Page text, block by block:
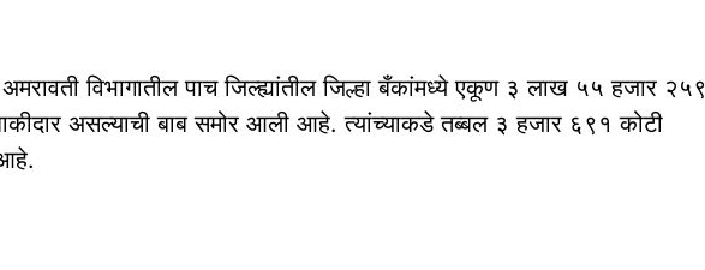
अमरावती विभागातील पाच जिल्ह्यांतील जिल्हा बँकांमध्ये एकूण ३ लाख ५५ हजार २५९
असल्याची बाब समोर आली आहे. त्यांच्याकडे तब्बल ३ हजार ६९१ कोटी